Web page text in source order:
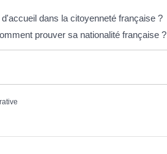
dans la citoyenneté française ?
prouver sa nationalité française ?